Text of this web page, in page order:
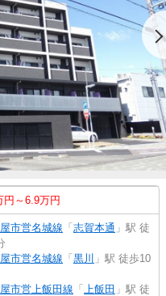
円～6.9万円
市営名城線 「 志賀本通 」駅 徒
市営名城線 「 黒川 」駅 徒歩10
市営上飯田線 「 上飯田 」駅 徒